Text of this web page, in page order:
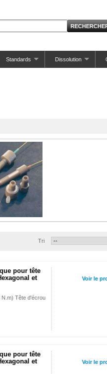
Standards Dissolution
Tri
pour tête
et
N.m) Tête d'écrou
Voir le
pour tête
et
Voir le